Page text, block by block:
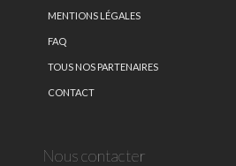
MENTIONS LÉGALES
FAQ
TOUS NOS PARTENAIRES
CONTACT
Nous contacter